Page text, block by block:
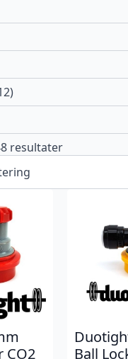
resultater
CO2
Ball